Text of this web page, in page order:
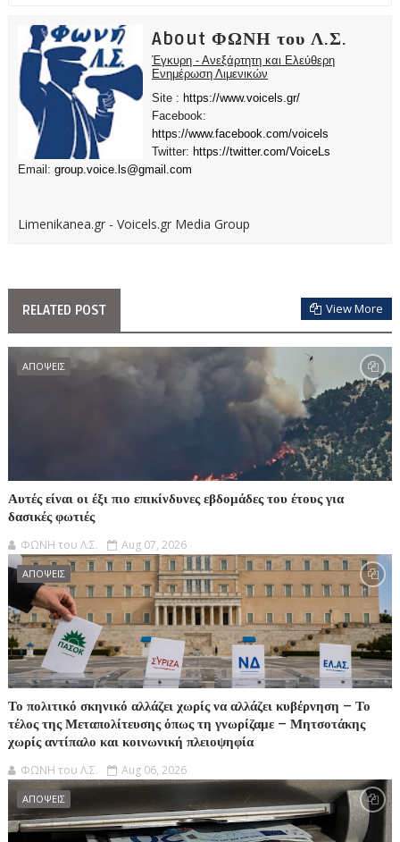
About ΦΩΝΗ του Λ.Σ.
Έγκυρη - Ανεξάρτητη και Ελεύθερη
Ενημέρωση Λιμενικών
Site : https://www.voicels.gr/
Facebook:
https://www.facebook.com/voicels
Twitter: https://twitter.com/VoiceLs
Email: group.voice.ls@gmail.com
Limenikanea.gr - Voicels.gr Media Group
RELATED POST View More
ΑΠΟΨΕΙΣ
Αυτές είναι οι έξι πιο επικίνδυνες εβδομάδες του έτους για
δασικές φωτιές
ΦΩΝΗ του Λ.Σ. Aug 07, 2026
ΑΠΟΨΕΙΣ
Το πολιτικό σκηνικό αλλάζει χωρίς να αλλάζει κυβέρνηση – Το
τέλος της Μεταπολίτευσης όπως τη γνωρίζαμε – Μητσοτάκης
χωρίς αντίπαλο και κοινωνική πλειοψηφία
ΦΩΝΗ του Λ.Σ. Aug 06, 2026
ΑΠΟΨΕΙΣ